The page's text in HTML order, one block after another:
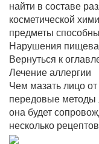
найти в составе
косметической
предметы
Нарушения
Вернуться к
Лечение аллергии
Чем мазать лицо
передовые методы
она будет
несколько